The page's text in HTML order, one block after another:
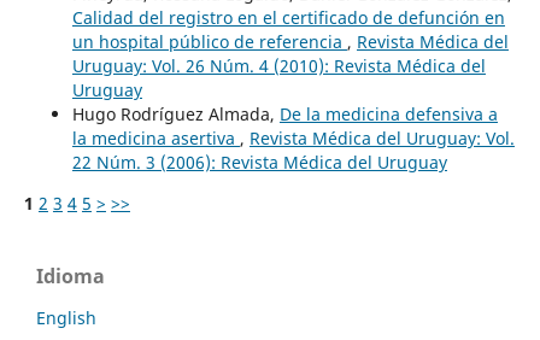
Calidad del registro en el certificado de defunción en
un hospital público de referencia , Revista Médica del
Uruguay: Vol. 26 Núm. 4 (2010): Revista Médica del
Uruguay
Hugo Rodríguez Almada, De la medicina defensiva a
la medicina asertiva , Revista Médica del Uruguay: Vol.
22 Núm. 3 (2006): Revista Médica del Uruguay
1 2 3 4 5 > >>
Idioma
English